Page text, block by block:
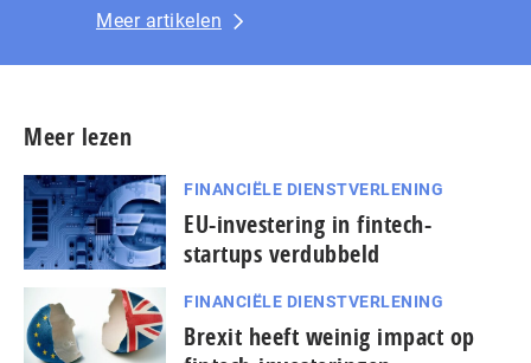
Meer artikelen
Meer lezen
FINANCIËLE DIENSTVERLENING
EU-investering in fintech-
startups verdubbeld
FINANCIËLE DIENSTVERLENING
Brexit heeft weinig impact op